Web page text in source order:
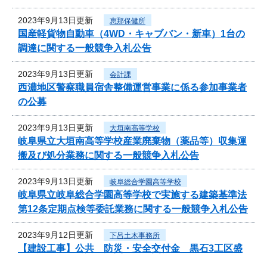
2023年9月13日更新 恵那保健所
国産軽貨物自動車（4WD・キャブバン・新車）1台の
調達に関する一般競争入札公告
2023年9月13日更新 会計課
西濃地区警察職員宿舎整備運営事業に係る参加事業者
の公募
2023年9月13日更新 大垣南高等学校
岐阜県立大垣南高等学校産業廃棄物（薬品等）収集運
搬及び処分業務に関する一般競争入札公告
2023年9月13日更新 岐阜総合学園高等学校
岐阜県立岐阜総合学園高等学校で実施する建築基準法
第12条定期点検等委託業務に関する一般競争入札公告
2023年9月12日更新 下呂土木事務所
【建設工事】公共 防災・安全交付金 黒石3工区盛